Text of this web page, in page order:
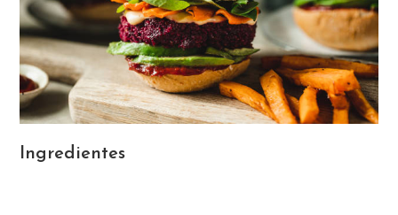
Ingredientes